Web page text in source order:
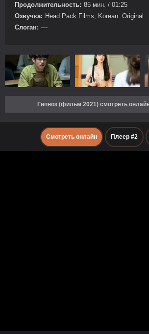
Продолжительность: 85 мин. / 01:25
Озвучка: Head Pack Films, Korean. Original
Слоган: —
Гипноз (фильм 2021) смотреть
Смотреть онлайн Плеер #2